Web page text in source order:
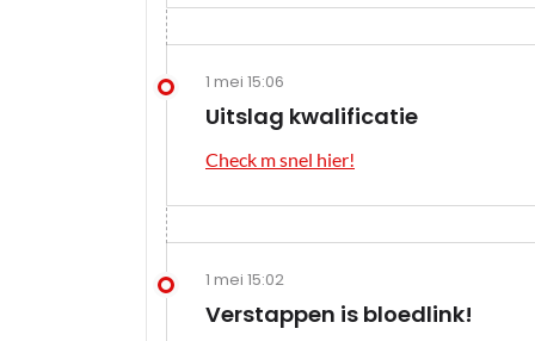
1 mei 15:06
Uitslag kwalificatie
Check m snel hier!
1 mei 15:02
Verstappen is bloedlink!